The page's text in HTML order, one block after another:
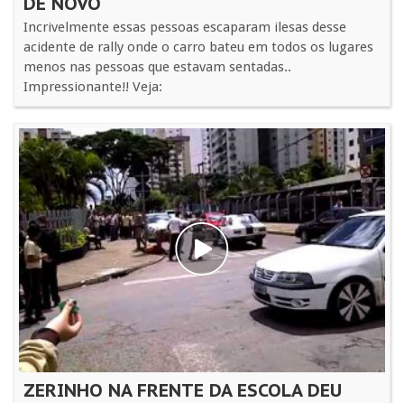
Incrivelmente essas pessoas escaparam ilesas desse
acidente de rally onde o carro bateu em todos os lugares
menos nas pessoas que estavam sentadas..
Impressionante!! Veja:
ZERINHO NA FRENTE DA ESCOLA DEU